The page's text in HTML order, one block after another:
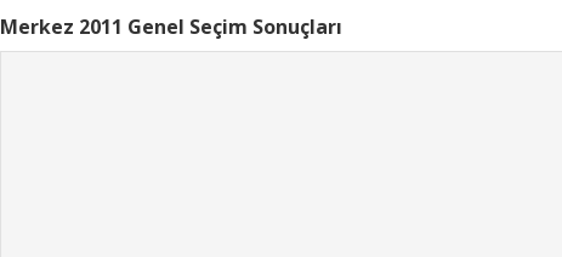
Merkez 2011 Genel Seçim Sonuçları